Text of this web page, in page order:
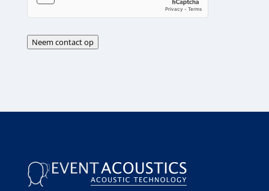
Neem contact op